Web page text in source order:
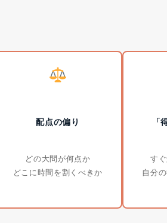
配点の偏り
どの大問が何点か
どこに時間を割くべきか
「
す
自分